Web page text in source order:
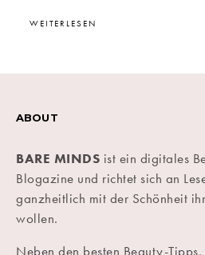
WEITERLESEN
ABOUT
BARE MINDS ist ein digitales
Blogazine und richtet sich an
ganzheitlich mit der Schönheit
wollen.
Neben den besten Beauty-